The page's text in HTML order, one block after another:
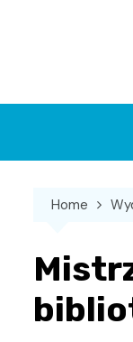
Home